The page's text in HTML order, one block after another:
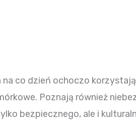
co dzień ochoczo
Poznają również
bezpiecznego, ale i